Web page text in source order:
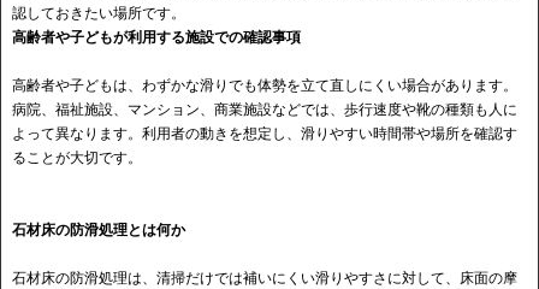
認しておきたい場所です。
高齢者や子どもが利用する施設での確認事項
高齢者や子どもは、わずかな滑りでも体勢を立て直しにくい場合があります。
病院、福祉施設、マンション、商業施設などでは、歩行速度や靴の種類も人に
よって異なります。利用者の動きを想定し、滑りやすい時間帯や場所を確認す
ることが大切です。
石材床の防滑処理とは何か
石材床の防滑処理は、清掃だけでは補いにくい滑りやすさに対して、床面の摩